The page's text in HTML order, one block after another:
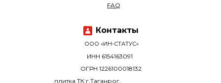
ООО «ИН-СТАТУС»
плитка ТК г.Таганрог,
ОГРН 1226100018132
ИНН 6154163091
FAQ
Контакты